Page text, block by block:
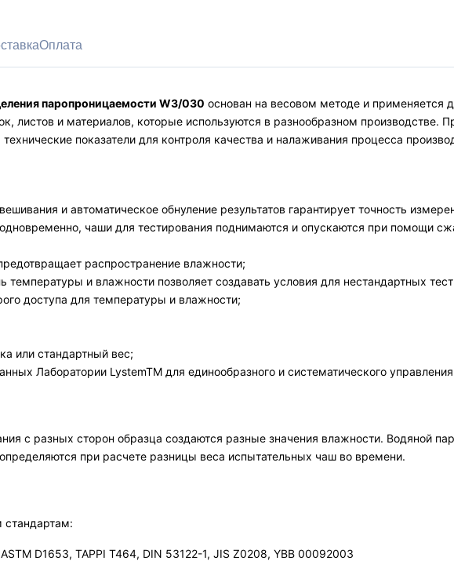
Оплата
паропроницаемости W3/030 основан на весовом методе и применяется
листов и материалов, которые используются в разнообразном
технические показатели для контроля качества и налаживания процесса
и автоматическое обнуление результатов гарантирует точность
чаши для тестирования поднимаются и опускаются при помощи
распространение влажности;
температуры и влажности позволяет создавать условия для нестандартных
доступа для температуры и влажности;
или стандартный вес;
Лаборатории LystemTM для единообразного и систематического
с разных сторон образца создаются разные значения влажности. Водяной
при расчете разницы веса испытательных чаш во времени.
стандартам:
D1653, TAPPI T464, DIN 53122-1, JIS Z0208, YBB 00092003